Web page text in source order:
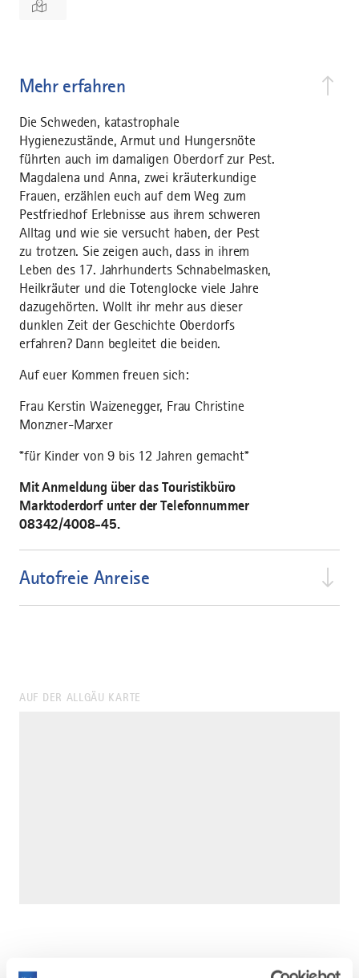
Mehr erfahren
Die Schweden, katastrophale
Hygienezustände, Armut und Hungersnöte
führten auch im damaligen Oberdorf zur Pest.
Magdalena und Anna, zwei kräuterkundige
Frauen, erzählen euch auf dem Weg zum
Pestfriedhof Erlebnisse aus ihrem schweren
Alltag und wie sie versucht haben, der Pest
zu trotzen. Sie zeigen auch, dass in ihrem
Leben des 17. Jahrhunderts Schnabelmasken,
Heilkräuter und die Totenglocke viele Jahre
dazugehörten. Wollt ihr mehr aus dieser
dunklen Zeit der Geschichte Oberdorfs
erfahren? Dann begleitet die beiden.
Auf euer Kommen freuen sich:
Frau Kerstin Waizenegger, Frau Christine
Monzner-Marxer
*für Kinder von 9 bis 12 Jahren gemacht*
Mit Anmeldung über das Touristikbüro
Marktoderdorf unter der Telefonnummer
08342/4008-45.
Autofreie Anreise
AUF DER ALLGÄU KARTE